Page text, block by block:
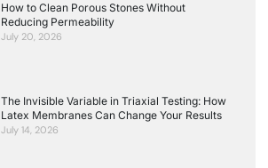
How to Clean Porous Stones Without
Reducing Permeability
July 20, 2026
The Invisible Variable in Triaxial Testing: How
Latex Membranes Can Change Your Results
July 14, 2026